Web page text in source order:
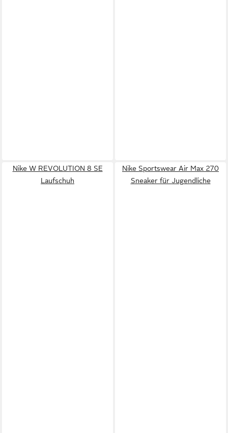
Nike W REVOLUTION 8 SE
Laufschuh
Nike Sportswear Air Max 270
Sneaker für Jugendliche